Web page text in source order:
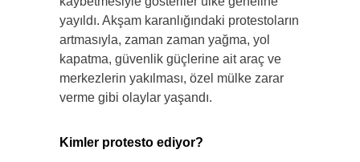
yayıldı. Akşam karanlığındaki protestoların
artmasıyla, zaman zaman yağma, yol
kapatma, güvenlik güçlerine ait araç ve
merkezlerin yakılması, özel mülke zarar
verme gibi olaylar yaşandı.
Kimler protesto ediyor?